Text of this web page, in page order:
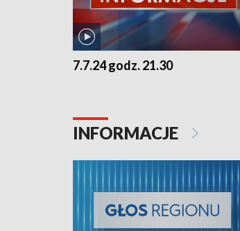
7.7.24 godz. 21.30
INFORMACJE